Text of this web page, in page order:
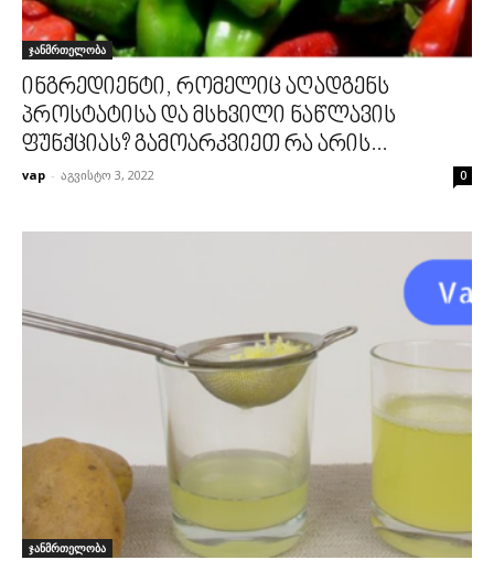
ჯანმრთელობა
ინგრედიენტი, რომელიც აღადგენს
პროსტატისა და მსხვილი ნაწლავის
ფუნქციას? გამოარკვიეთ რა არის...
vap - აგვისტო 3, 2022 0
ჯანმრთელობა